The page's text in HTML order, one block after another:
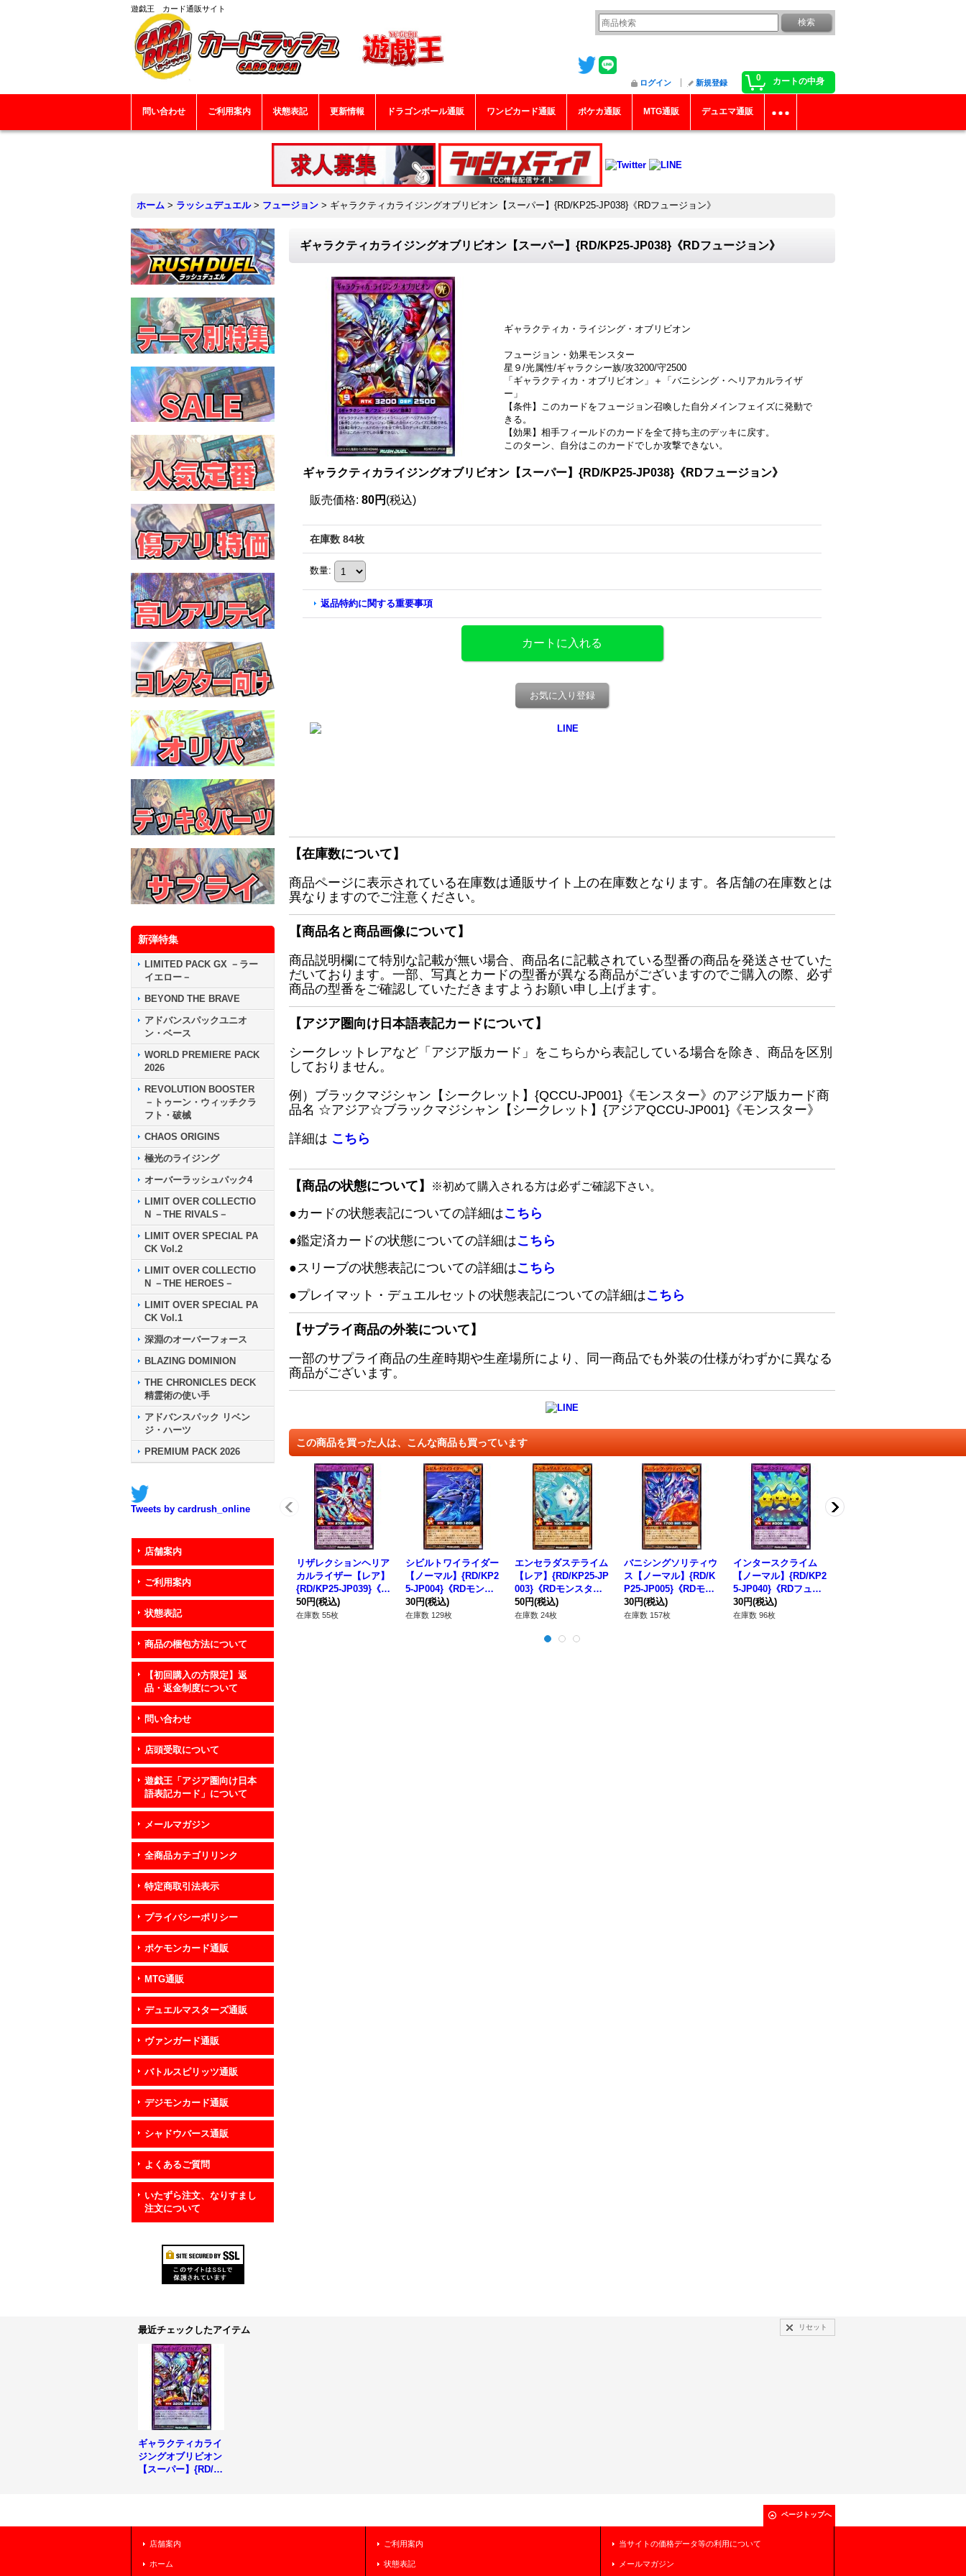
遊戯王 カード通販サイト
0 カートの中身
ログイン 新規登録
問い合わせ ご利用案内 状態表記 更新情報 ドラゴンボール通販 ワンピカード通販 ポケカ通販 MTG通販 デュエマ通販
ホーム > ラッシュデュエル > フュージョン > ギャラクティカライジングオブリビオン【スーパー】{RD/KP25-JP038}《RDフュージョン》
新弾特集
LIMITED PACK GX －ラー
イエロー－
BEYOND THE BRAVE
アドバンスパックユニオ
ン・ベース
WORLD PREMIERE PACK
2026
REVOLUTION BOOSTER
－トゥーン・ウィッチクラ
フト・破械
CHAOS ORIGINS
極光のライジング
オーバーラッシュパック4
LIMIT OVER COLLECTIO
N －THE RIVALS－
LIMIT OVER SPECIAL PA
CK Vol.2
LIMIT OVER COLLECTIO
N －THE HEROES－
LIMIT OVER SPECIAL PA
CK Vol.1
深淵のオーバーフォース
BLAZING DOMINION
THE CHRONICLES DECK
精霊術の使い手
アドバンスパック リベン
ジ・ハーツ
PREMIUM PACK 2026
Tweets by cardrush_online
店舗案内
ご利用案内
状態表記
商品の梱包方法について
【初回購入の方限定】返
品・返金制度について
問い合わせ
店頭受取について
遊戯王「アジア圏向け日本
語表記カード」について
メールマガジン
全商品カテゴリリンク
特定商取引法表示
プライバシーポリシー
ポケモンカード通販
MTG通販
デュエルマスターズ通販
ヴァンガード通販
バトルスピリッツ通販
デジモンカード通販
シャドウバース通販
よくあるご質問
いたずら注文、なりすまし
注文について
ギャラクティカライジングオブリビオン【スーパー】{RD/KP25-JP038}《RDフュージョン》
ギャラクティカ・ライジング・オブリビオン
フュージョン・効果モンスター
星９/光属性/ギャラクシー族/攻3200/守2500
「ギャラクティカ・オブリビオン」＋「バニシング・ヘリアカルライザ
ー」
【条件】このカードをフュージョン召喚した自分メインフェイズに発動で
きる。
【効果】相手フィールドのカードを全て持ち主のデッキに戻す。
このターン、自分はこのカードでしか攻撃できない。
ギャラクティカライジングオブリビオン【スーパー】{RD/KP25-JP038}《RDフュージョン》
販売価格: 80円 (税込)
在庫数 84枚
数量:
返品特約に関する重要事項
お気に入り登録
【在庫数について】
商品ページに表示されている在庫数は通販サイト上の在庫数となります。各店舗の在庫数とは
異なりますのでご注意ください。
【商品名と商品画像について】
商品説明欄にて特別な記載が無い場合、商品名に記載されている型番の商品を発送させていた
だいております。一部、写真とカードの型番が異なる商品がございますのでご購入の際、必ず
商品の型番をご確認していただきますようお願い申し上げます。
【アジア圏向け日本語表記カードについて】
シークレットレアなど「アジア版カード」をこちらから表記している場合を除き、商品を区別
しておりません。
例）ブラックマジシャン【シークレット】{QCCU-JP001}《モンスター》のアジア版カード商
品名 ☆アジア☆ブラックマジシャン【シークレット】{アジアQCCU-JP001}《モンスター》
詳細は こちら
【商品の状態について】 ※初めて購入される方は必ずご確認下さい。
●カードの状態表記についての詳細はこちら
●鑑定済カードの状態についての詳細はこちら
●スリーブの状態表記についての詳細はこちら
●プレイマット・デュエルセットの状態表記についての詳細はこちら
【サプライ商品の外装について】
一部のサプライ商品の生産時期や生産場所により、同一商品でも外装の仕様がわずかに異なる
商品がございます。
この商品を買った人は、こんな商品も買っています
リザレクションヘリア
カルライザー【レア】
{RD/KP25-JP039}《R
Dフュージョン》
50円(税込)
在庫数 55枚
シビルトワイライダー
【ノーマル】{RD/KP2
5-JP004}《RDモンス
ター》
30円(税込)
在庫数 129枚
エンセラダステライム
【レア】{RD/KP25-JP
003}《RDモンスタ
ー》
50円(税込)
在庫数 24枚
バニシングソリティウ
ス【ノーマル】{RD/K
P25-JP005}《RDモン
スター》
30円(税込)
在庫数 157枚
インタースクライム
【ノーマル】{RD/KP2
5-JP040}《RDフュー
ジョン》
30円(税込)
在庫数 96枚
最近チェックしたアイテム リセット
ギャラクティカライ
ジングオブリビオン
【スーパー】{RD/K
ページトップへ
店舗案内
ホーム
ご利用案内
状態表記
当サイトの価格データ等の利用について
メールマガジン